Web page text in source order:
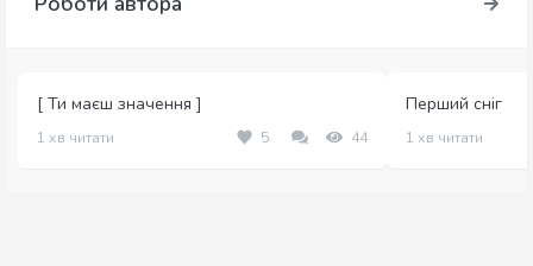
[ Ти маєш значення ]
1 хв читати 5 44
Перший сніг
1 хв читати